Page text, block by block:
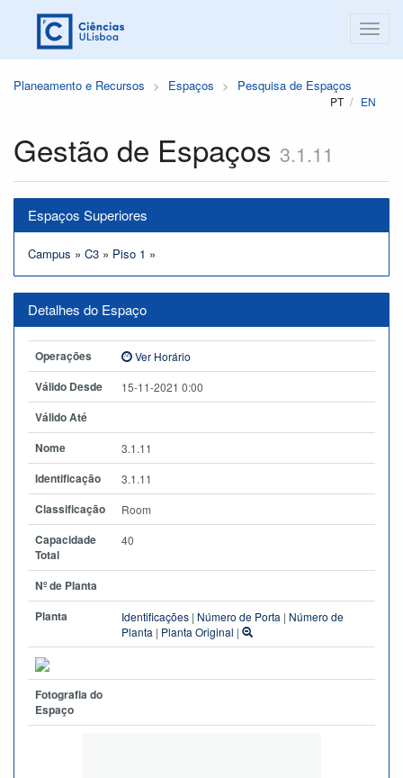
Planeamento e Recursos Espaços Pesquisa de Espaços
PT EN
Gestão de Espaços 3.1.11
Espaços Superiores
Campus » C3 » Piso 1 »
Detalhes do Espaço
Operações Ver Horário
Válido Desde 15-11-2021 0:00
Válido Até
Nome
3.1.11
Identificação 3.1.11
Classificação Room
Capacidade
Total
40
Nº de Planta
Planta
Identificações | Número de Porta | Número de
Planta | Planta Original |
Fotografia do
Espaço